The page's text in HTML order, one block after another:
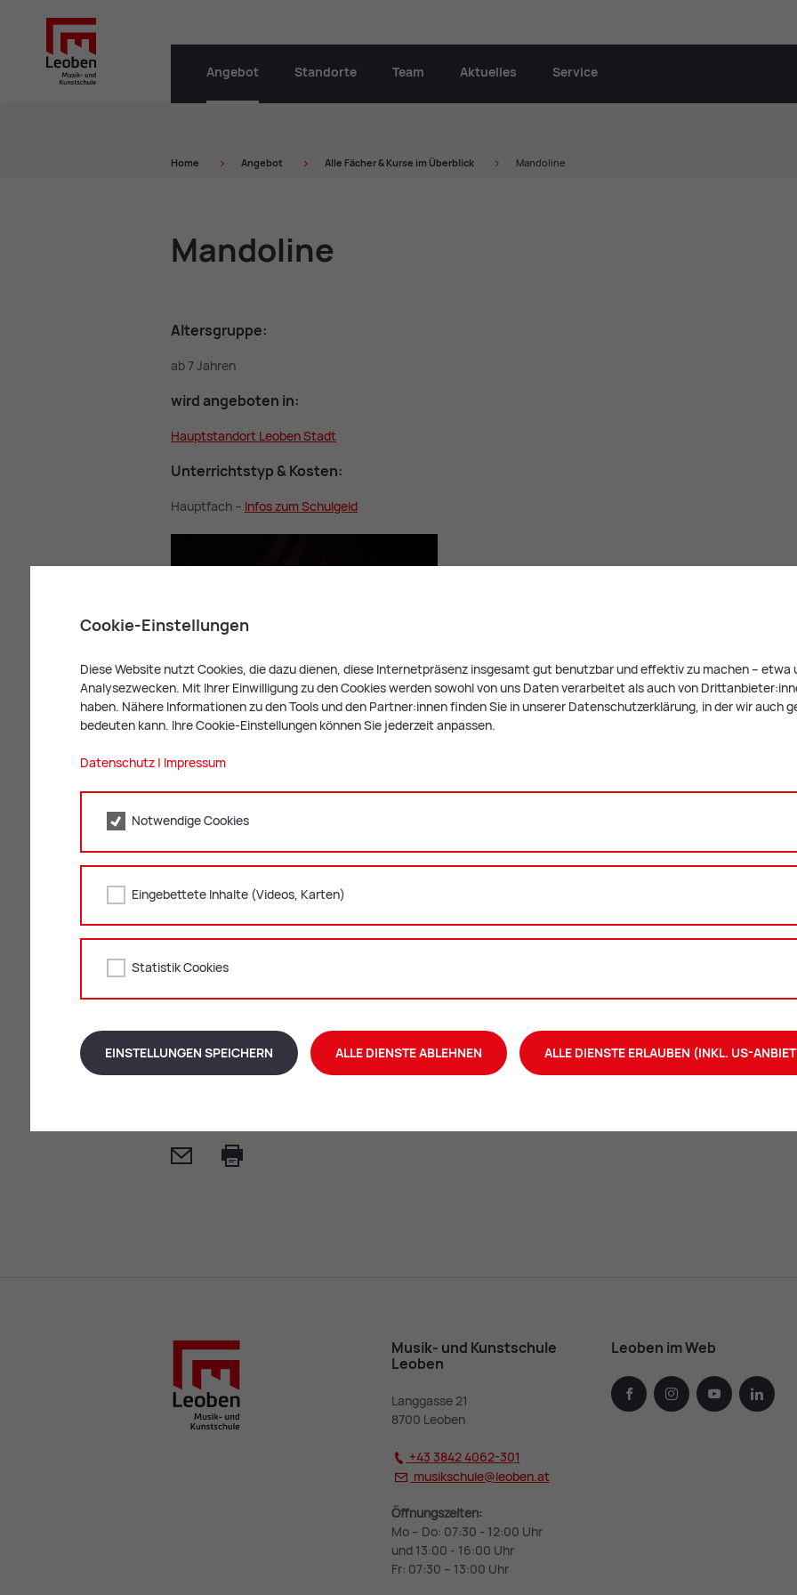
Angebot Standorte Team Aktuelles Service
Home An­ge­bot Alle Fä­cher & Kur­se im Über­blick Mandoline
Man­do­li­ne
Al­ters­grup­pe:
ab 7 Jahren
wird an­ge­bo­ten in:
Haupt­stand­ort Leo­ben Stadt
Un­ter­richt­s­typ & Kos­ten:
Hauptfach – In­fos zum Schul­geld
Mandoline; Bild: Pixabay
Saiten-/Zupfinstrument
Das Be­son­de­re an der Man­do­li­ne:
Die Mandoline ist ein Instrument, das oft belächelt wird. Zu Unrecht! In der Musikschule können Sie
Bluegrass/Country, oder Liedbegleitung für Ihre Lieblingssongs.
Ergänzungsfach:Violin- und Mandolinenensemble
Leh­ren­de:
Mail
Mu­sik- und Kunst­schu­le
Leoben
Langgasse 21
8700 Leoben
+43 3842 4062-301
musikschule@leoben.at
Öffnungszeiten:
Mo – Do: 07:30 - 12:00 Uhr
und 13:00 - 16:00 Uhr
Fr: 07:30 – 13:00 Uhr
Leoben im Web
facebook instagramyoutube
Cookie-Einstellungen
Diese Website nutzt Cookies, die dazu dienen, diese Internetpräsenz insgesamt gut benutzbar und effektiv zu machen –
Analysezwecken. Mit Ihrer Einwilligung zu den Cookies werden sowohl von uns Daten verarbeitet als auch von
haben. Nähere Informationen zu den Tools und den Partner:innen finden Sie in unserer Datenschutzerklärung, in der wir auch
bedeuten kann. Ihre Cookie-Einstellungen können Sie jederzeit anpassen.
Datenschutz| Impressum
Notwendige Cookies
Eingebettete Inhalte (Videos, Karten)
Statistik Cookies
EINSTELLUNGEN SPEICHERN ALLE DIENSTE ABLEHNEN ALLE DIENSTE ERLAUBEN (INKL. US-